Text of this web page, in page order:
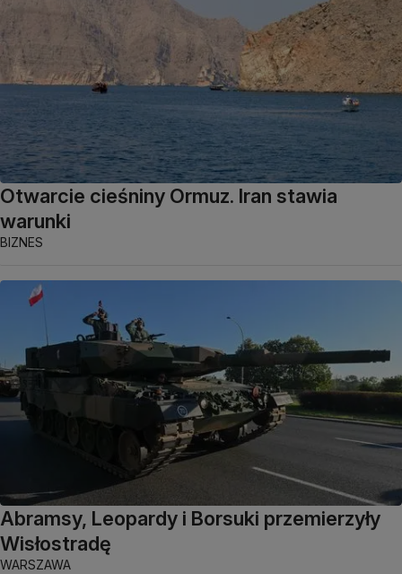
Otwarcie cieśniny Ormuz. Iran stawia
warunki
BIZNES
Abramsy, Leopardy i Borsuki przemierzyły
Wisłostradę
WARSZAWA